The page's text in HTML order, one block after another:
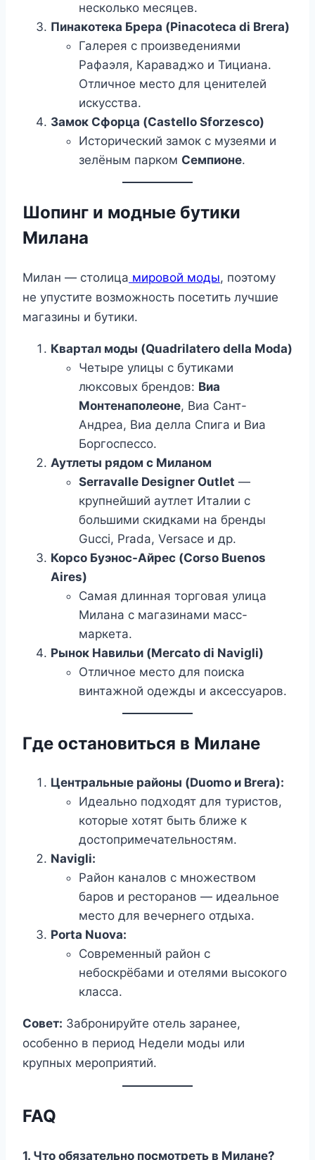
несколько месяцев.
Пинакотека Брера (Pinacoteca di Brera)
Галерея с произведениями
Рафаэля, Караваджо и Тициана.
Отличное место для ценителей
искусства.
Замок Сфорца (Castello Sforzesco)
Исторический замок с музеями и
зелёным парком Семпионе.
Шопинг и модные бутики
Милана
Милан — столица мировой моды, поэтому
не упустите возможность посетить лучшие
магазины и бутики.
Квартал моды (Quadrilatero della Moda)
Четыре улицы с бутиками
люксовых брендов: Виа
Монтенаполеоне, Виа Сант-
Андреа, Виа делла Спига и Виа
Боргоспессо.
Аутлеты рядом с Миланом
Serravalle Designer Outlet —
крупнейший аутлет Италии с
большими скидками на бренды
Gucci, Prada, Versace и др.
Корсо Буэнос-Айрес (Corso Buenos
Aires)
Самая длинная торговая улица
Милана с магазинами масс-
маркета.
Рынок Навильи (Mercato di Navigli)
Отличное место для поиска
винтажной одежды и аксессуаров.
Где остановиться в Милане
Центральные районы (Duomo и Brera):
Идеально подходят для туристов,
которые хотят быть ближе к
достопримечательностям.
Navigli:
Район каналов с множеством
баров и ресторанов — идеальное
место для вечернего отдыха.
Porta Nuova:
Современный район с
небоскрёбами и отелями высокого
класса.
Совет: Забронируйте отель заранее,
особенно в период Недели моды или
крупных мероприятий.
FAQ
1. Что обязательно посмотреть в Милане?